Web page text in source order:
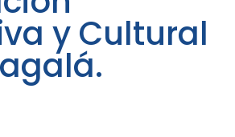
y Cultural